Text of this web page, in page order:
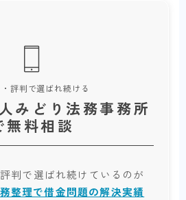
評判で選ばれ続ける
みどり法務事務所
無料相談
判で選ばれ続けているのが
整理で借金問題の解決実績